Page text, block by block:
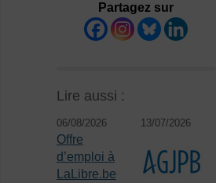
Partagez sur
Lire aussi :
06/08/2026
Offre
d’emploi à
LaLibre.be
13/07/2026